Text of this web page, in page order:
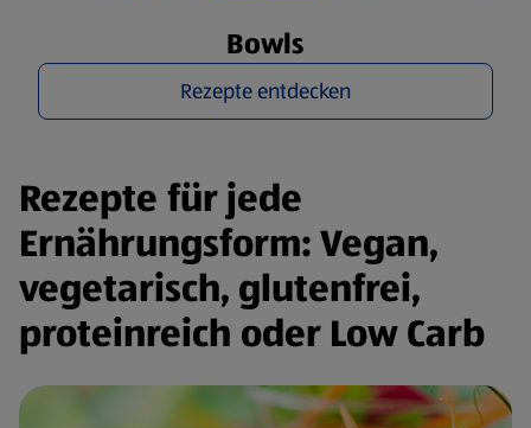
Bowls
Rezepte entdecken
Rezepte für jede
Ernährungsform: Vegan,
vegetarisch, glutenfrei,
proteinreich oder Low Carb